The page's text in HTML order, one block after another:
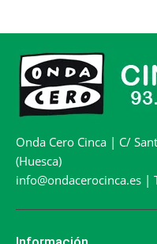
Onda Cero Cinca | C/
(Huesca)
info@ondacerocinca.es |